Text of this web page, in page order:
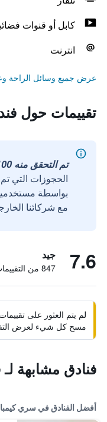
كابل أو قنوات
انترنت
عرض جميع وسائل الراحة
تقييمات حول
تم التحقق منه 100%
الحجوزات التي
مع شركائنا
7.6 جيد
847 من التقييمات تم التحقق منها
لم يتم العثور على
مسح كل شيء لعرض
فنادق مشابهة لـ
أفضل الفنادق في سري